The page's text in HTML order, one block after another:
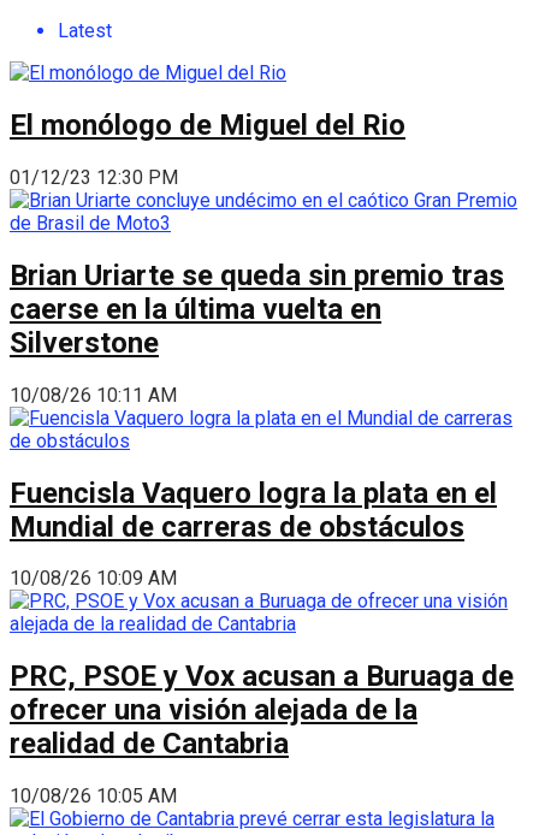
Latest
El monólogo de Miguel del Rio
01/12/23 12:30 PM
Brian Uriarte se queda sin premio tras
caerse en la última vuelta en
Silverstone
10/08/26 10:11 AM
Fuencisla Vaquero logra la plata en el
Mundial de carreras de obstáculos
10/08/26 10:09 AM
PRC, PSOE y Vox acusan a Buruaga de
ofrecer una visión alejada de la
realidad de Cantabria
10/08/26 10:05 AM